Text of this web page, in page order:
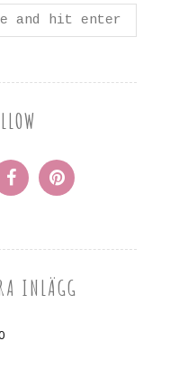
INLÄGG